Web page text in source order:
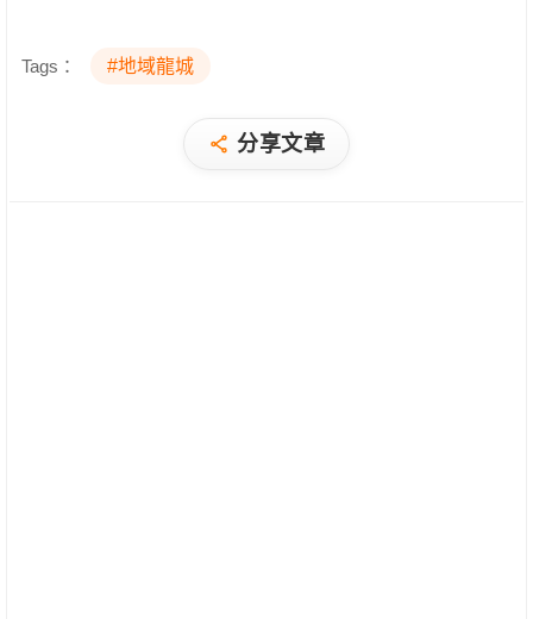
Tags： #地域龍城
分享文章